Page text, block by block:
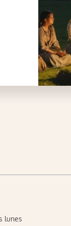
lunes